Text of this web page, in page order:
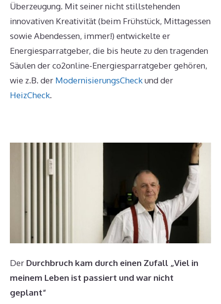
Überzeugung. Mit seiner nicht stillstehenden
innovativen Kreativität (beim Frühstück, Mittagessen
sowie Abendessen, immer!) entwickelte er
Energiesparratgeber, die bis heute zu den tragenden
Säulen der co2online-Energiesparratgeber gehören,
wie z.B. der ModernisierungsCheckund der
HeizCheck.
Der Durchbruch kam durch einen Zufall „Viel in
meinem Leben ist passiert und war nicht
geplant“